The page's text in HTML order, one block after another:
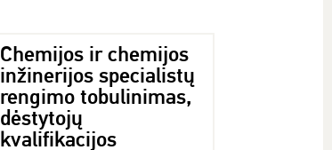
Chemijos ir chemijos
inžinerijos specialistų
rengimo tobulinimas,
dėstytojų
kvalifikacijos